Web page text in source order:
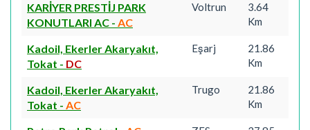
KARİYER PRESTİJ PARK
KONUTLARI AC - AC
Voltrun
3.64
Km
Kadoil, Ekerler Akaryakıt,
Tokat - DC
Eşarj
21.86
Km
Kadoil, Ekerler Akaryakıt,
Tokat - AC
Trugo
21.86
Km